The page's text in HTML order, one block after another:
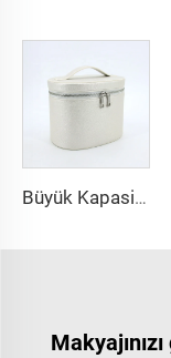
Büyük Kapasiteli Taşınabilir Seyahat Kozmetik Çantası Çift Katmanlı Su Geçirmez PU Tuvalet Malzemeleri Saklama Kabı Fermuarlı Moda